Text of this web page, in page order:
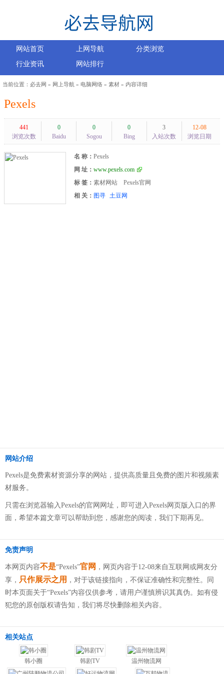
网站首页 上网导航
分类浏览
行业资讯
网站排行
当前位置： 必去网 » 网上导航 » 电脑网络 » 素材 » 内容详细
Pexels
441
浏览次数
0
Baidu
0
Sogou
0
Bing
3
入站次数
12-08
浏览日期
名 称： Pexels
网 址： www.pexels.com
标 签： 素材网站
Pexels官网
相 关： 图寻 土豆网
网站介绍
Pexels是免费素材资源分享的网站，提供高质量且免费的图片和视频素
材服务。
只需在浏览器输入Pexels的官网网址，即可进入Pexels网页版入口的界
面，希望本篇文章可以帮助到您，感谢您的阅读，我们下期再见。
免责声明
本网页内容不是“Pexels”官网 ，网页内容于12-08来自互联网或网友分
享， 只作展示之用 ，对于该链接指向，不保证准确性和完整性。同
时本页面关于“Pexels”内容仅供参考，请用户谨慎辨识其真伪。如有侵
犯您的原创版权请告知，我们将尽快删除相关内容。
相关站点
韩小圈 韩剧TV 温州物流网